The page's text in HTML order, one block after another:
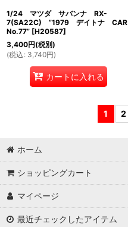
1/24 マツダ サバンナ RX-
7(SA22C) ”1979 デイトナ CAR
No.77” [H20587]
3,400円(税別)
(税込 : 3,740円)
カートに入れる
1 2
ホーム
ショッピングカート
マイページ
最近チェックしたアイテム